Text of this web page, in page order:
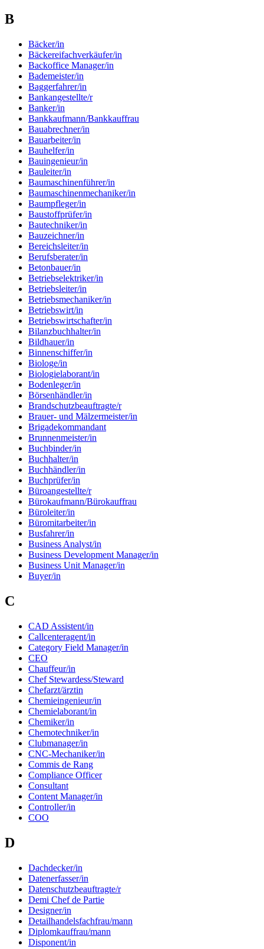
B
Bäcker/in
Bäckereifachverkäufer/in
Backoffice Manager/in
Bademeister/in
Baggerfahrer/in
Bankangestellte/r
Banker/in
Bankkaufmann/Bankkauffrau
Bauabrechner/in
Bauarbeiter/in
Bauhelfer/in
Bauingenieur/in
Bauleiter/in
Baumaschinenführer/in
Baumaschinenmechaniker/in
Baumpfleger/in
Baustoffprüfer/in
Bautechniker/in
Bauzeichner/in
Bereichsleiter/in
Berufsberater/in
Betonbauer/in
Betriebselektriker/in
Betriebsleiter/in
Betriebsmechaniker/in
Betriebswirt/in
Betriebswirtschafter/in
Bilanzbuchhalter/in
Bildhauer/in
Binnenschiffer/in
Biologe/in
Biologielaborant/in
Bodenleger/in
Börsenhändler/in
Brandschutzbeauftragte/r
Brauer- und Mälzermeister/in
Brigadekommandant
Brunnenmeister/in
Buchbinder/in
Buchhalter/in
Buchhändler/in
Buchprüfer/in
Büroangestellte/r
Bürokaufmann/Bürokauffrau
Büroleiter/in
Büromitarbeiter/in
Busfahrer/in
Business Analyst/in
Business Development Manager/in
Business Unit Manager/in
Buyer/in
C
CAD Assistent/in
Callcenteragent/in
Category Field Manager/in
CEO
Chauffeur/in
Chef Stewardess/Steward
Chefarzt/ärztin
Chemieingenieur/in
Chemielaborant/in
Chemiker/in
Chemotechniker/in
Clubmanager/in
CNC-Mechaniker/in
Commis de Rang
Compliance Officer
Consultant
Content Manager/in
Controller/in
COO
D
Dachdecker/in
Datenerfasser/in
Datenschutzbeauftragte/r
Demi Chef de Partie
Designer/in
Detailhandelsfachfrau/mann
Diplomkauffrau/mann
Disponent/in